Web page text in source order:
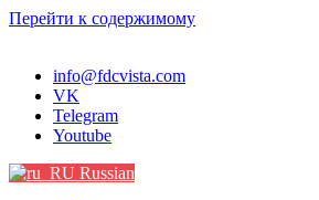
Перейти к содержимому
info@fdcvista.com
VK
Telegram
Youtube
Russian